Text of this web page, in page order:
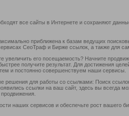
все сайты в Интернете и сохраняют
приближена к базам ведущих
СеоТраф и Бирже ссылок, а также для
увеличить его посещаемость? Начните
получите результат. Для достижения
и постоянно совершенствуем наши сервисы.
решения для работы со ссылками: Поиск
ссылки на ваш сайт, здесь вы всегда
наших сервисов и обеспечьте рост вашего